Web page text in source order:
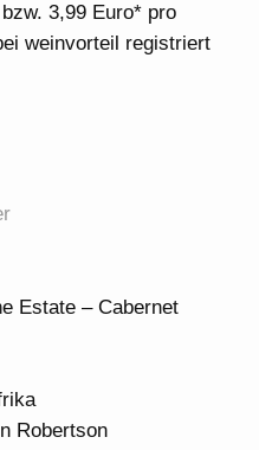
3,99 Euro* pro
weinvorteil registriert
Estate – Cabernet
Robertson